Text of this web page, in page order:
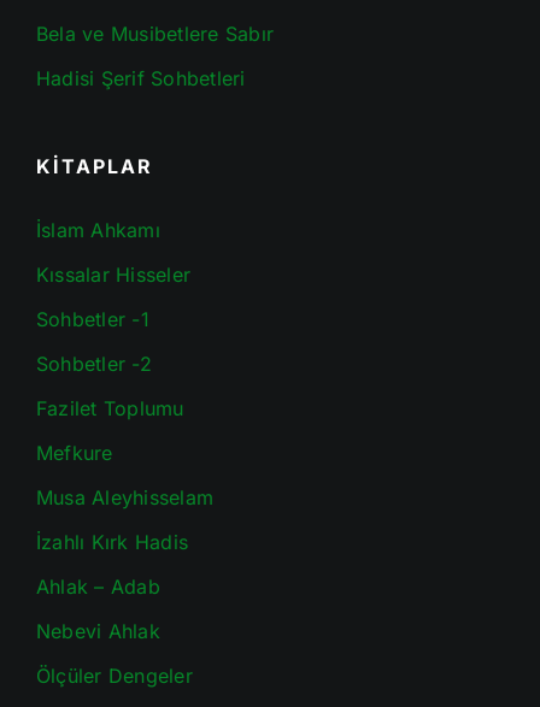
Bela ve Musibetlere Sabır
Hadisi Şerif Sohbetleri
KİTAPLAR
İslam Ahkamı
Kıssalar Hisseler
Sohbetler -1
Sohbetler -2
Fazilet Toplumu
Mefkure
Musa Aleyhisselam
İzahlı Kırk Hadis
Ahlak – Adab
Nebevi Ahlak
Ölçüler Dengeler